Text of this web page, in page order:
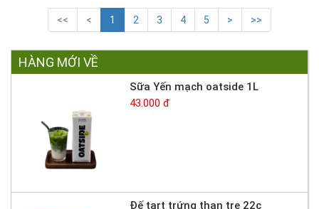
<< < 1 2 3 4 5 > >>
HÀNG MỚI VỀ
Sữa Yến mạch oatside 1L
43.000 đ
Đế tart trứng than tre 22c